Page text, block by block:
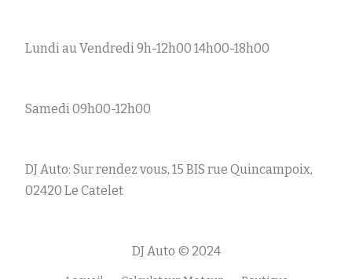
Lundi au Vendredi 9h-12h00 14h00-18h00
Samedi 09h00-12h00
DJ Auto: Sur rendez vous, 15 BIS rue Quincampoix,
02420 Le Catelet
DJ Auto © 2024